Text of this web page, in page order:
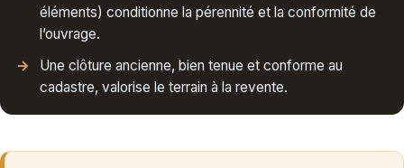
éléments) conditionne la pérennité et la conformité de
l’ouvrage.
Une clôture ancienne, bien tenue et conforme au
cadastre, valorise le terrain à la revente.